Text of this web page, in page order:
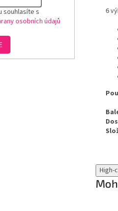
souhlasíte s
osobních údajů
6
High-